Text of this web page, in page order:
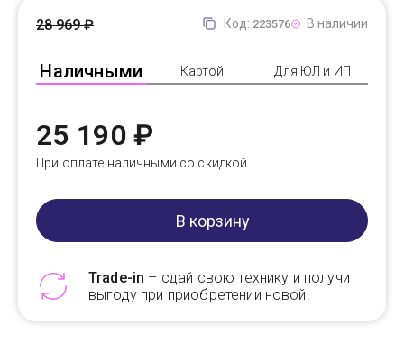
Код: 223576 В наличии
Наличными Картой Для ЮЛ и ИП
28 969 ₽
25 190 ₽
При оплате наличными со скидкой
В корзину
Trade-in – сдай свою технику и получи
выгоду при приобретении новой!